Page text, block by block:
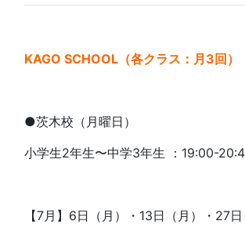
KAGO SCHOOL（各クラス：月3回）
●茨木校（月曜日）
小学生2年生〜中学3年生 ：19:00-
【7月】6日（月）・13日（月）・27日